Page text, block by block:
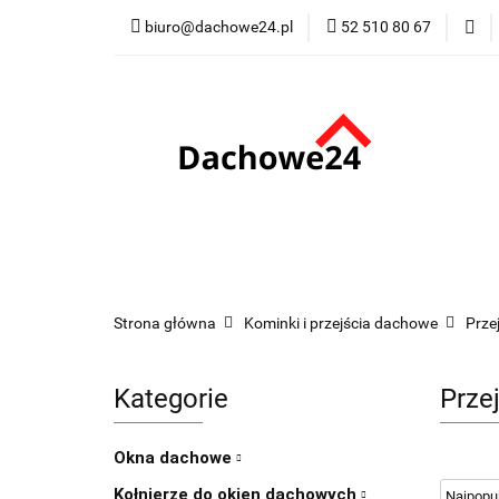
biuro@dachowe24.pl 52 510 80 67
Promocje Kontakt Bestsellery
Okna Rolety
Membrany
Strona główna Kominki i przejścia dachowe
Kategorie
Okna dachowe
Kołnierze do okien dachowych